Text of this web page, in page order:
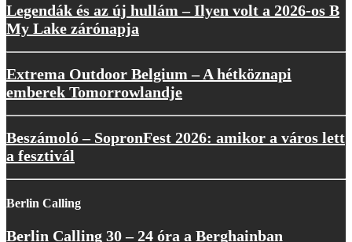
Legendák és az új hullám – Ilyen volt a 2026-os B
My Lake zárónapja
Extrema Outdoor Belgium – A hétköznapi
emberek Tomorrowlandje
Beszámoló – SopronFest 2026: amikor a város lett
a fesztivál
Berlin Calling
Berlin Calling 30 – 24 óra a Berghainban